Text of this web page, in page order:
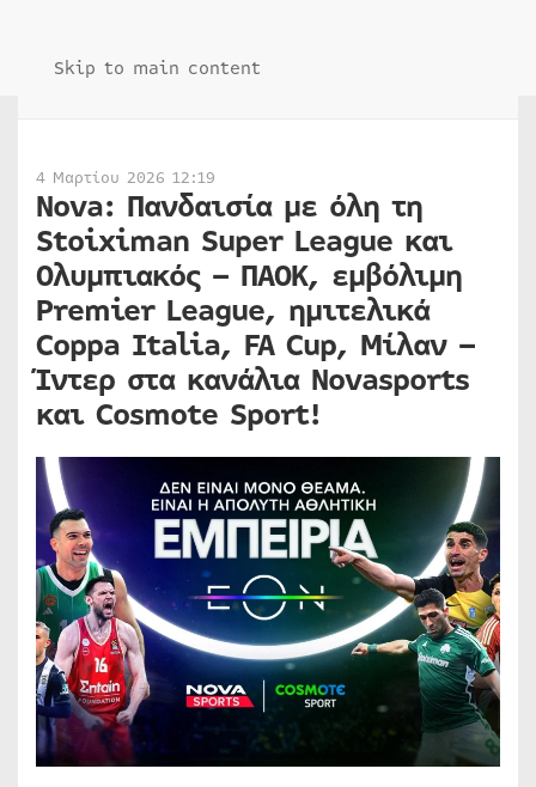
Skip to main content
4 Μαρτίου 2026 12:19
Nova: Πανδαισία με όλη τη
Stoiximan Super League και
Ολυμπιακός – ΠΑΟΚ, εμβόλιμη
Premier League, ημιτελικά
Coppa Italia, FA Cup, Μίλαν –
Ίντερ στα κανάλια Novasports
και Cosmote Sport!